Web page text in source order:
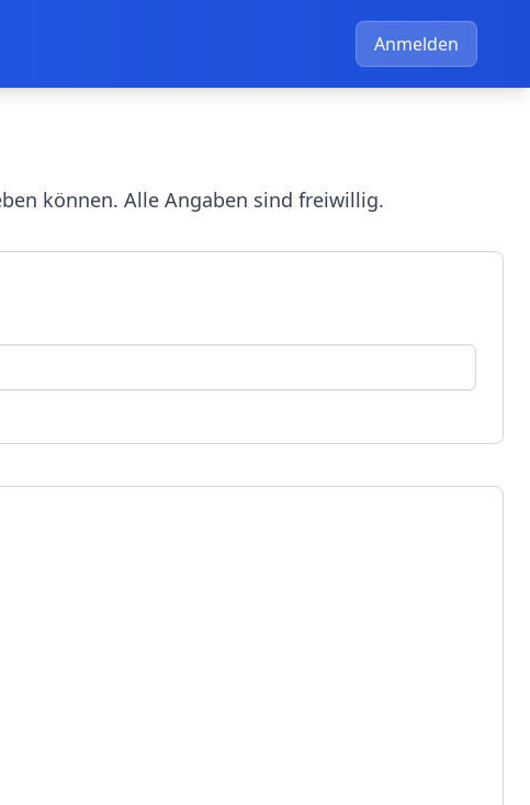
Anmelden
können. Alle Angaben sind freiwillig.